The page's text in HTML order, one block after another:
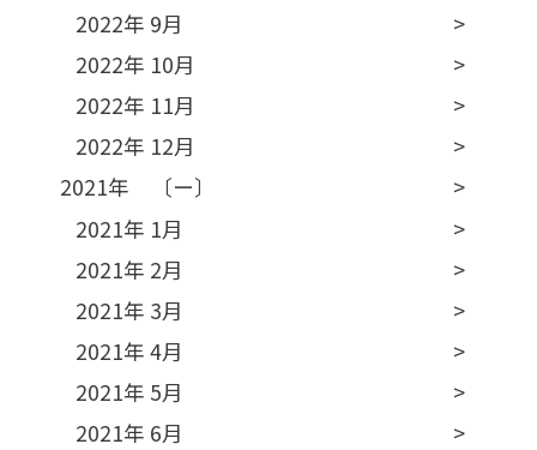
2022年 9月
2022年 10月
2022年 11月
2022年 12月
2021年 〔ー〕
2021年 1月
2021年 2月
2021年 3月
2021年 4月
2021年 5月
2021年 6月